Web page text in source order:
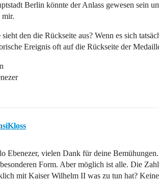
Berlin könnte der Anlass gewesen sein
mir.
sieht den die Rückseite aus? Wenn es sich
Ereignis oft auf die Rückseite der
Ebenezer, vielen Dank für deine
Form. Aber möglich ist alle. Die
mit Kaiser Wilhelm II was zu tun hat?